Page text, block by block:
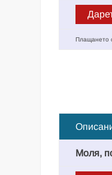
Плащането
Моля,